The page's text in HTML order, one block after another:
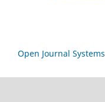
Open Journal Systems